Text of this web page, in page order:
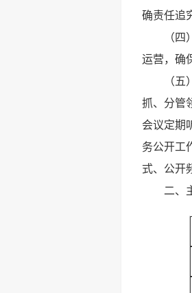
确责任追
（
运营，确
（
抓、分管
会议定期
务公开工
式、公开
二、